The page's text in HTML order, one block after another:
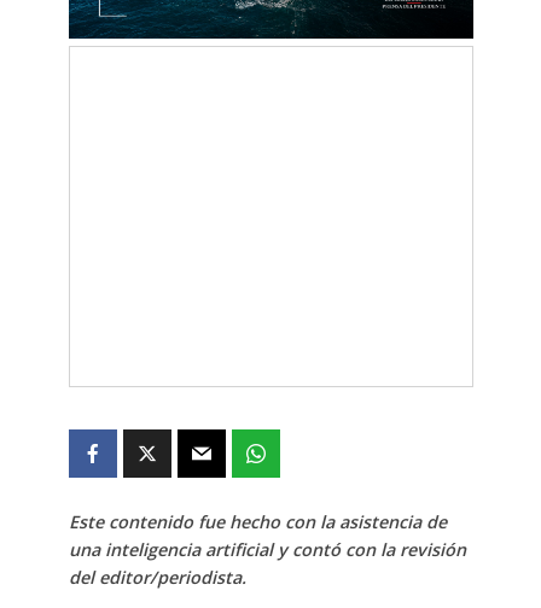
Este contenido fue hecho con la asistencia de
una inteligencia artificial y contó con la revisión
del editor/periodista.